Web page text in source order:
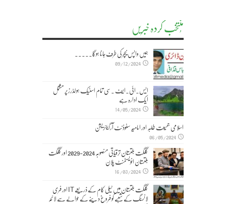
مُنتخب کردہ خبریں
ہمیں واپس نیچر کی طرف جانا ہوگا۔۔۔۔۔
09/12/2024
ایس۔ائی۔ایف ۔سی تمام اسٹیک ہولڈرز پر مشتمل
ایک ادارہ ہے
14/05/2024
اسلامی جمیعت طلبہ اور امامیہ سٹوڈنٹ آرگنائزیشن
06/05/2024
گلگت بلتستان ترقیاتی منصوبہ 2024-2029 اورگلگت
بلتستان انویسٹمنٹ پلان
16/03/2024
گلگت بلتستان میں ٹیلی کام کے ذریعے IT اور فری
لانسنگ کے شعبے کو فروغ دینے کے حوالے سے لائحہ